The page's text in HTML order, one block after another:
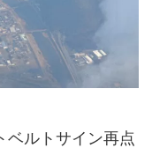
ルトサイン再点